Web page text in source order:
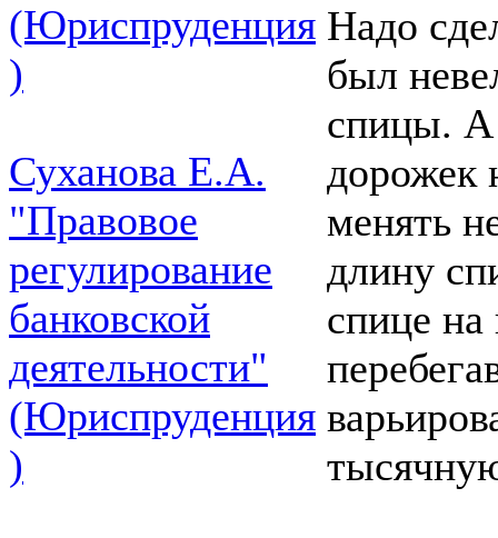
(Юриспруденция
)
Суханова Е.А.
"Правовое
регулирование
банковской
деятельности"
(Юриспруденция
)
Надо
был
спицы. А
дорожек
менять
длину
спице на